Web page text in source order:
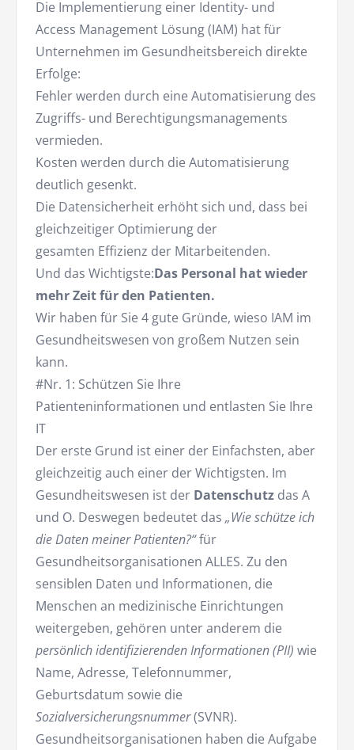
Die Implementierung einer Identity- und
Access Management Lösung (IAM) hat für
Unternehmen im Gesundheitsbereich direkte
Erfolge:
Fehler werden durch eine Automatisierung des
Zugriffs- und Berechtigungsmanagements
vermieden.
Kosten werden durch die Automatisierung
deutlich gesenkt.
Die Datensicherheit erhöht sich und, dass bei
gleichzeitiger Optimierung der
gesamten Effizienz der Mitarbeitenden.
Und das Wichtigste:Das Personal hat wieder
mehr Zeit für den Patienten.
Wir haben für Sie 4 gute Gründe, wieso IAM im
Gesundheitswesen von großem Nutzen sein
kann.
#Nr. 1: Schützen Sie Ihre
Patienteninformationen und entlasten Sie Ihre
IT
Der erste Grund ist einer der Einfachsten, aber
gleichzeitig auch einer der Wichtigsten. Im
Gesundheitswesen ist der Datenschutz das A
und O. Deswegen bedeutet das „Wie schütze ich
die Daten meiner Patienten?“für
Gesundheitsorganisationen ALLES. Zu den
sensiblen Daten und Informationen, die
Menschen an medizinische Einrichtungen
weitergeben, gehören unter anderem die
persönlich identifizierenden Informationen(PII) wie
Name, Adresse, Telefonnummer,
Geburtsdatum sowie die
Sozialversicherungsnummer(SVNR).
Gesundheitsorganisationen haben die Aufgabe